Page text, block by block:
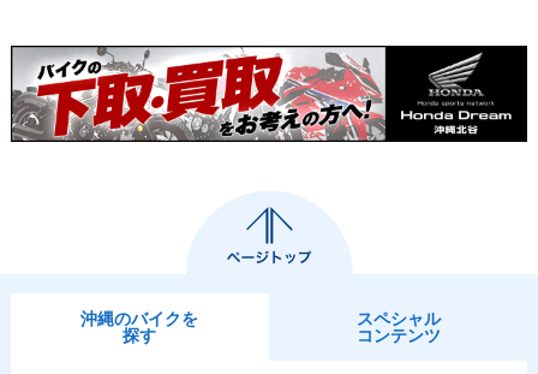
沖縄のバイクを
探す
スペシャル
コンテンツ